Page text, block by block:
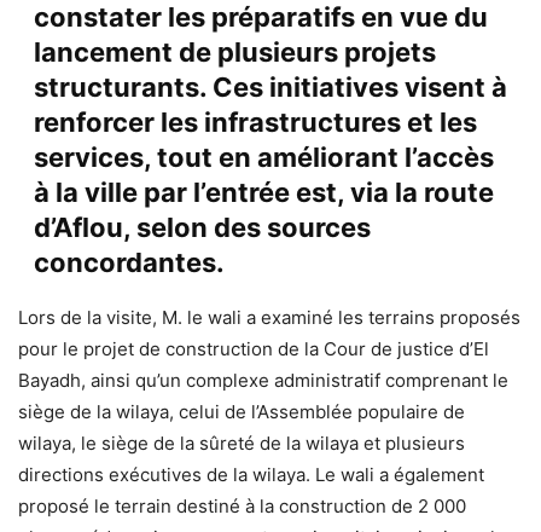
constater les préparatifs en vue du
lancement de plusieurs projets
structurants. Ces initiatives visent à
renforcer les infrastructures et les
services, tout en améliorant l’accès
à la ville par l’entrée est, via la route
d’Aflou, selon des sources
concordantes.
Lors de la visite, M. le wali a examiné les terrains proposés
pour le projet de construction de la Cour de justice d’El
Bayadh, ainsi qu’un complexe administratif comprenant le
siège de la wilaya, celui de l’Assemblée populaire de
wilaya, le siège de la sûreté de la wilaya et plusieurs
directions exécutives de la wilaya. Le wali a également
proposé le terrain destiné à la construction de 2 000